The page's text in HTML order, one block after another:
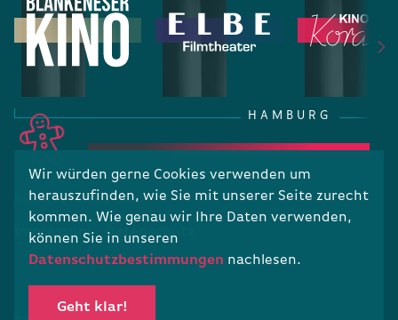
Wir würden gerne Cookies verwenden um
herauszufinden, wie Sie mit unserer Seite zurecht
kommen. Wie genau wir Ihre Daten verwenden,
können Sie in unseren
Datenschutzbestimmungen nachlesen.
Geht klar!
HAMBURG
RECHTLICHES
Impressum Datenschutz